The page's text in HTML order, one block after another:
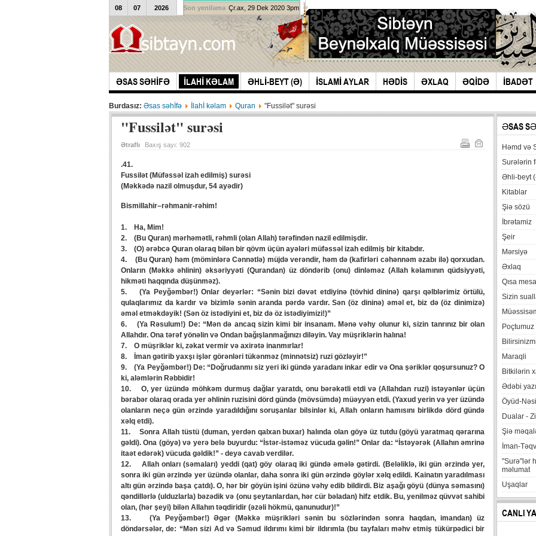
ƏSAS SƏHİFƏ İLAHİ KƏLAM ƏHLİ-BEYT (Ə) İSLAMİ AYLAR HƏDİS ƏXLAQ ƏQİDƏ İBADƏT
08 07 2026 Son yeniləmə Çr.ax, 29 Dek 2020 3pm
Burdasız: Əsas səhİfə İlahİ kəlam Quran "Fussilət" surəsi
"Fussilət" surəsi
Ətraflı Baxış sayı: 902
.41.
Fussilət (Müfəssəl izah edilmiş) surəsi
(Məkkədə nazil olmuşdur, 54 ayədir)
Bismillahir–rəhmanir-rəhim!
1. Ha, Mim!
2. (Bu Quran) mərhəmətli, rəhmli (olan Allah) tərəfindən nazil edilmişdir.
3. (O) ərəbcə Quran olaraq bilən bir qövm üçün ayələri müfəssəl izah edilmiş bir kitabdır.
4. (Bu Quran) həm (möminlərə Cənnətlə) müjdə verəndir, həm də (kafirləri cəhənnəm əzabı ilə) qorxudan.
Onların (Məkkə əhlinin) əksəriyyəti (Qurandan) üz döndərib (onu) dinləməz (Allah kəlamının qüdsiyyəti,
hikməti haqqında düşünməz).
5. (Ya Peyğəmbər!) Onlar deyərlər: “Sənin bizi dəvət etdiyinə (tövhid dininə) qarşı qəlblərimiz örtülü,
qulaqlarımız da kardır və bizimlə sənin aranda pərdə vardır. Sən (öz dininə) əməl et, biz də (öz dinimizə)
əməl etməkdəyik! (Sən öz istədiyini et, biz də öz istədiyimizi!)”
6. (Ya Rəsulum!) De: “Mən də ancaq sizin kimi bir insanam. Mənə vəhy olunur ki, sizin tanrınız bir olan
Allahdır. Ona tərəf yönəlin və Ondan bağışlanmağınızı diləyin. Vay müşriklərin halına!
7. O müşriklər ki, zəkat vermir və axirətə inanmırlar!
8. İman gətirib yaxşı işlər görənləri tükənməz (minnətsiz) ruzi gözləyir!”
9. (Ya Peyğəmbər!) De: “Doğrudanmı siz yeri iki gündə yaradanı inkar edir və Ona şəriklər qoşursunuz? O
ki, aləmlərin Rəbbidir!
10. O, yer üzündə möhkəm durmuş dağlar yaratdı, onu bərəkətli etdi və (Allahdan ruzi) istəyənlər üçün
bərabər olaraq orada yer əhlinin ruzisini dörd gündə (mövsümdə) müəyyən etdi. (Yaxud yerin və yer üzündə
olanların neçə gün ərzində yaradıldığını soruşanlar bilsinlər ki, Allah onların hamısını birlikdə dörd gündə
xəlq etdi).
11. Sonra Allah tüstü (duman, yerdən qalxan buxar) halında olan göyə üz tutdu (göyü yaratmaq qərarına
gəldi). Ona (göyə) və yerə belə buyurdu: “İstər-istəməz vücuda gəlin!” Onlar da: “İstəyərək (Allahın əmrinə
itaət edərək) vücuda gəldik!” - deyə cavab verdilər.
12. Allah onları (səmaları) yeddi (qat) göy olaraq iki gündə əmələ gətirdi. (Beləliklə, iki gün ərzində yer,
sonra iki gün ərzində yer üzündə olanlar, daha sonra iki gün ərzində göylər xəlq edildi. Kainatın yaradılması
altı gün ərzində başa çatdı). O, hər bir göyün işini özünə vəhy edib bildirdi. Biz aşağı göyü (dünya səmasını)
qəndillərlə (ulduzlarla) bəzədik və (onu şeytanlardan, hər cür bəladan) hifz etdik. Bu, yenilməz qüvvət sahibi
olan, (hər şeyi) bilən Allahın təqdiridir (əzəli hökmü, qanunudur)!”
13. (Ya Peyğəmbər!) Əgər (Məkkə müşrikləri sənin bu sözlərindən sonra haqdan, imandan) üz
döndərsələr, de: “Mən sizi Ad və Səmud ildırımı kimi bir ildırımla (bu tayfaları məhv etmiş tükürpədici bir
ƏSAS
Həmd və
Surələrin
Əhli-beyt
Kitablar
Şiə sözü
İbrətamiz
Şeir
Mərsiyə
Əxlaq
Qısa
Sizin
Poçtumuz
Bilirsinizmi
Maraqli
Bitkilərin
Ədəbi
Öyüd-
Dualar -
Şiə
İman-
"Surə"lər
məlumat
Uşaqlar
CANLI